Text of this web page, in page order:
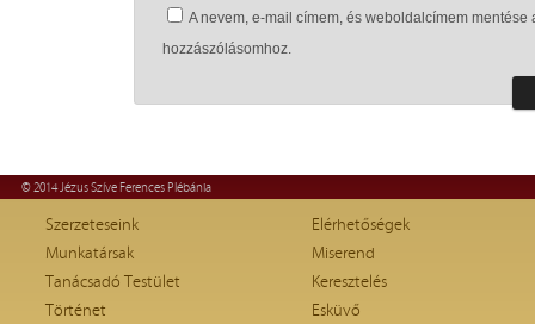
A nevem, e-mail címem, és weboldalcímem
hozzászólásomhoz.
© 2014 Jézus Szíve Ferences Plébánia
Szerzeteseink
Munkatársak
Tanácsadó Testület
Történet
Elérhetőségek
Miserend
Keresztelés
Esküvő